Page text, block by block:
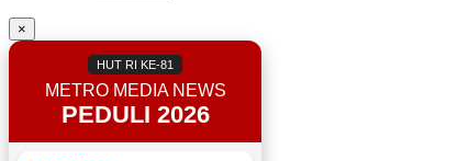
×
HUT RI KE-81
METRO MEDIA NEWS
PEDULI 2026